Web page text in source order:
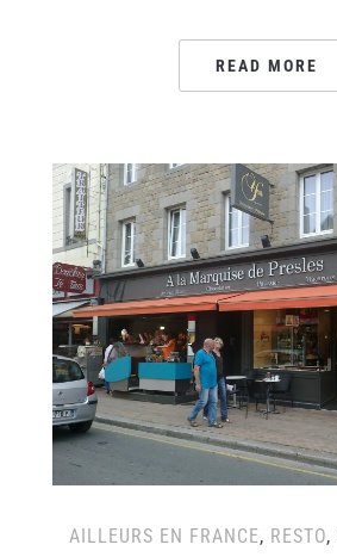
READ MORE
AILLEURS EN FRANCE, RESTO,